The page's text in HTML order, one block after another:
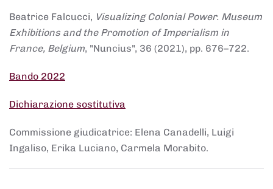
Beatrice Falcucci, Visualizing Colonial Power. Museum
Exhibitions and the Promotion of Imperialism in
France, Belgium, "Nuncius", 36 (2021), pp. 676–722.
Bando 2022
Dichiarazione sostitutiva
Commissione giudicatrice: Elena Canadelli, Luigi
Ingaliso, Erika Luciano, Carmela Morabito.